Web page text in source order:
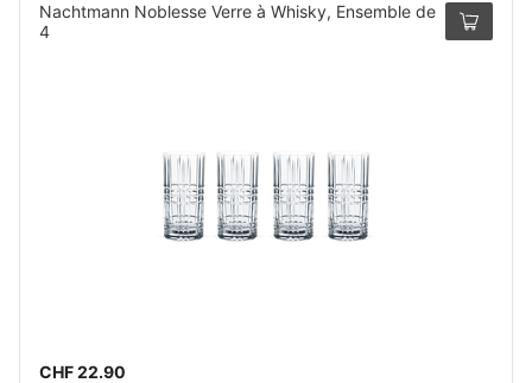
Nachtmann Noblesse Verre à Whisky, Ensemble de
4
CHF 22.90